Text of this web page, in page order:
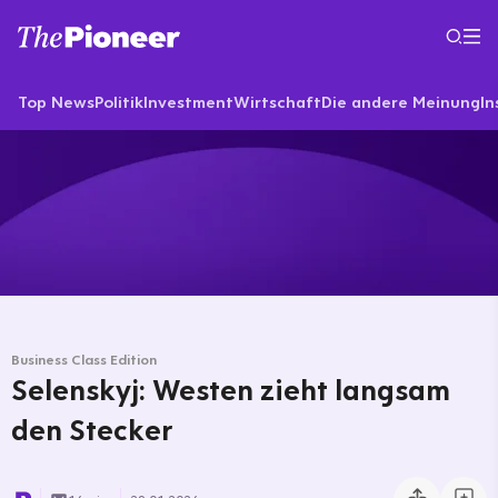
Top NewsPolitikInvestmentWirtschaftDie andere Meinung
Business Class Edition
Selenskyj: Westen zieht langsam
den Stecker